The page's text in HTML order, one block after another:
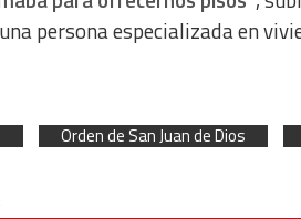
persona especializada en
Orden de San Juan de Dios